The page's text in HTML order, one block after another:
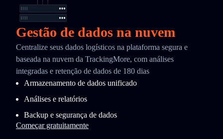
Gestão de dados na nuvem
Centralize seus dados logísticos na plataforma segura e
baseada na nuvem da TrackingMore, com análises
integradas e retenção de dados de 180 dias
Armazenamento de dados unificado
Análises e relatórios
Backup e segurança de dados
Começar gratuitamente